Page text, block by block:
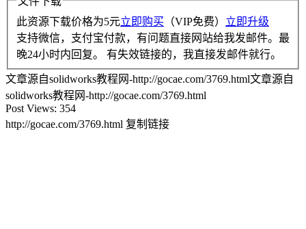
此资源下载价格为5元立即购买 （VIP免费） 立即升级
支持微信，支付宝付款，有问题直接网站给我发邮件。最
晚24小时内回复。 有失效链接的，我直接发邮件就行。
文章源自solidworks教程网-http://gocae.com/3769.html文章源自
solidworks教程网-http://gocae.com/3769.html
Post Views: 354
http://gocae.com/3769.html 复制链接